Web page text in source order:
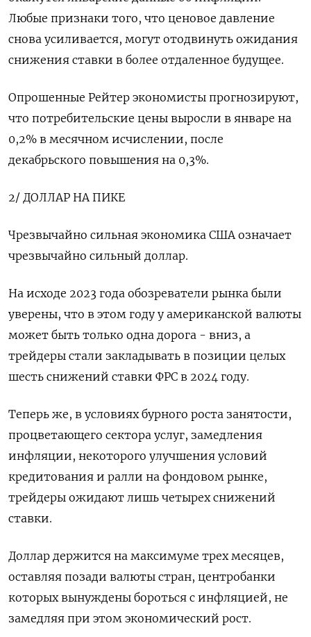
Любые признаки того, что ценовое давление
снова усиливается, могут отодвинуть ожидания
снижения ставки в более отдаленное будущее.
Опрошенные Рейтер экономисты прогнозируют,
что потребительские цены выросли в январе на
0,2% в месячном исчислении, после
декабрьского повышения на 0,3%.
2/ ДОЛЛАР НА ПИКЕ
Чрезвычайно сильная экономика США означает
чрезвычайно сильный доллар.
На исходе 2023 года обозреватели рынка были
уверены, что в этом году у американской валюты
может быть только одна дорога - вниз, а
трейдеры стали закладывать в позиции целых
шесть снижений ставки ФРС в 2024 году.
Теперь же, в условиях бурного роста занятости,
процветающего сектора услуг, замедления
инфляции, некоторого улучшения условий
кредитования и ралли на фондовом рынке,
трейдеры ожидают лишь четырех снижений
ставки.
Доллар держится на максимуме трех месяцев,
оставляя позади валюты стран, центробанки
которых вынуждены бороться с инфляцией, не
замедляя при этом экономический рост.